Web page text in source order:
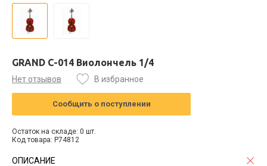
GRAND C-014 Виолончель 1/4
Нет отзывов В избранное
Сообщить о поступлении
Остаток на складе: 0 шт.
Код товара: P74812
ОПИСАНИЕ